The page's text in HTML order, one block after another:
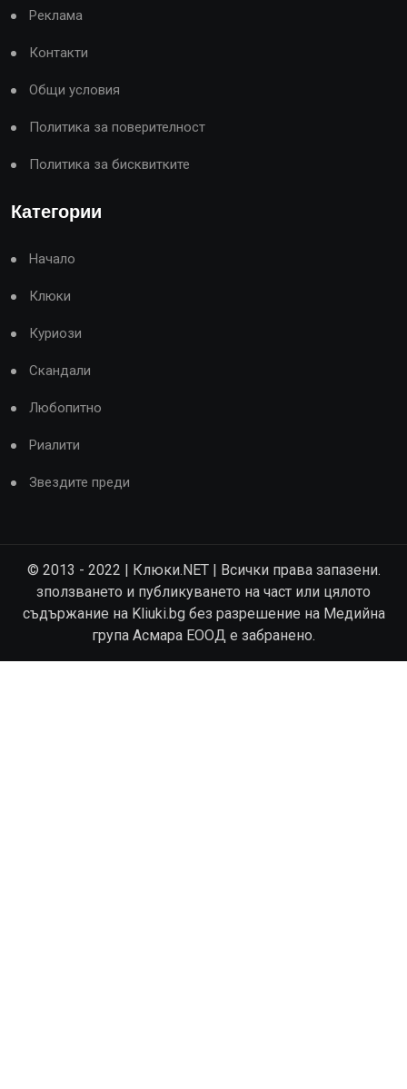
Реклама
Контакти
Общи условия
Политика за поверителност
Политика за бисквитките
Категории
Начало
Клюки
Куриози
Скандали
Любопитно
Риалити
Звездите преди
© 2013 - 2022 | Клюки.NET | Всички права запазени.
зползването и публикуването на част или цялото
съдържание на Kliuki.bg без разрешение на Медийна
група Асмара ЕООД е забранено.